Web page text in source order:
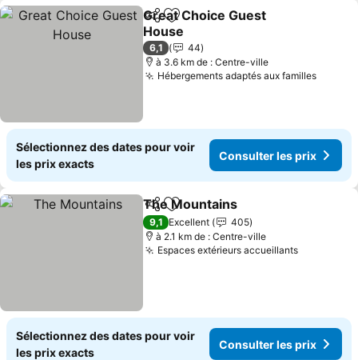
PartagerAjouter à mes favoris
Great Choice Guest
House
Consulter les prix
6,1
44
à 3.6 km de : Centre-ville
Hébergements adaptés aux familles
Sélectionnez des dates pour voir
les prix exacts
Consulter les prix
PartagerAjouter à mes favoris
The Mountains
9,1 Excellent
405
à 2.1 km de : Centre-ville
Espaces extérieurs accueillants
Sélectionnez des dates pour voir
les prix exacts
Consulter les prix